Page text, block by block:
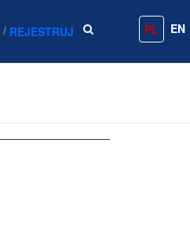
/ REJESTRUJ PL EN